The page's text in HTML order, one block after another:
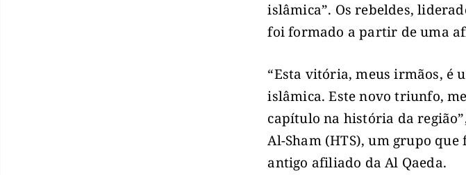
islâmica”. Os rebeldes,
foi formado a partir de uma
“Esta vitória, meus irmãos, é
islâmica. Este novo triunfo,
capítulo na história da
Al-Sham (HTS), um grupo
antigo afiliado da Al Qaeda.